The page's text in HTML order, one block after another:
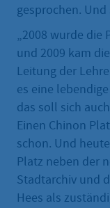
gesprochen.
„2008 wurde die
und 2009 kam
Leitung der
es eine
das soll sich
Einen Chinon
schon. Und
Platz neben der
Stadtarchiv und
Hees als